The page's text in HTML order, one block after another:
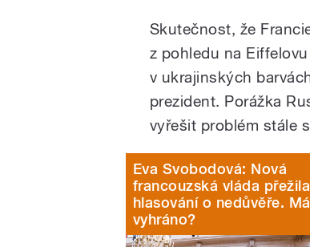
Skutečnost, že
z pohledu na
v ukrajinských
prezident. Porážka
vyřešit problém stále
Eva Svobodová: Nová
francouzská vláda přežila
hlasování o nedůvěře. Má
vyhráno?